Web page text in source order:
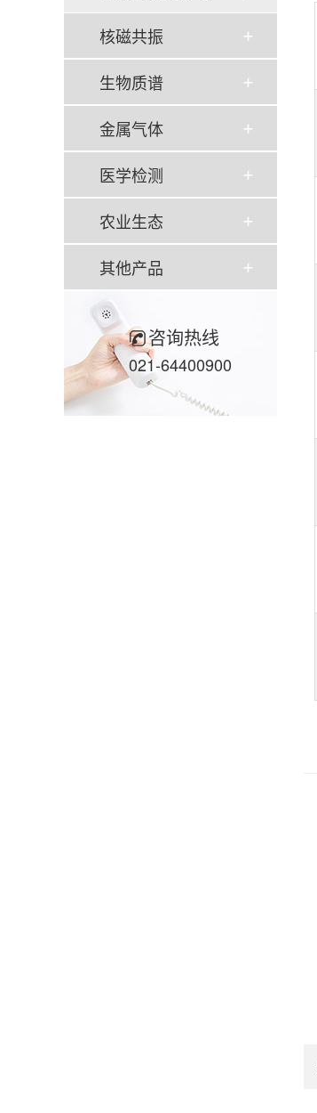
核磁共振
生物质谱
金属气体
医学检测
农业生态
其他产品
咨询热线
021-64400900